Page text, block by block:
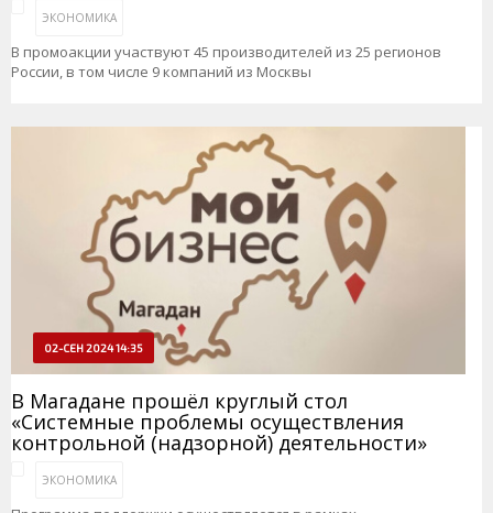
ЭКОНОМИКА
В промоакции участвуют 45 производителей из 25 регионов
России, в том числе 9 компаний из Москвы
02-СЕН 2024 14:35
В Магадане прошёл круглый стол
«Системные проблемы осуществления
контрольной (надзорной) деятельности»
ЭКОНОМИКА